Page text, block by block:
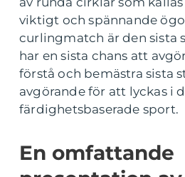
viktigt och spännande
curlingmatch är den sista
har en sista chans att
förstå och bemästra sista
avgörande för att lyckas i
färdighetsbaserade sport.
En omfattande